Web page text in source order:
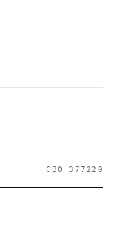
CBO 377220